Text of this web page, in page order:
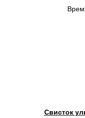
Свисток